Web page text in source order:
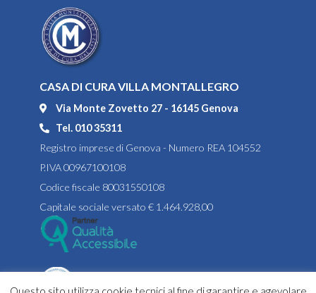
CASA DI CURA VILLA MONTALLEGRO
Via Monte Zovetto 27 - 16145 Genova
Tel. 010 35311
Registro imprese di Genova - Numero REA 104552
P.IVA 00967100108
Codice fiscale 80031550108
Capitale sociale versato € 1.464.928,00